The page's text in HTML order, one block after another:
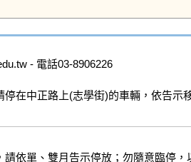
- 電話03-8906226
在中正路上(志學街)的車輛，依告示